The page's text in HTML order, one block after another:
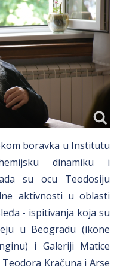
boravka u Institutu
dinamiku i
su ocu Teodosiju
aktivnosti u oblasti
- ispitivanja koja su
u Beogradu (ikone
i Galeriji Matice
Kračuna i Arse